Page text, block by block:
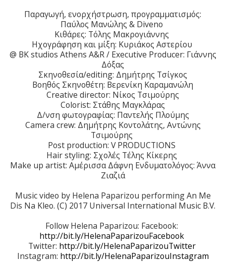
Παραγωγή, ενορχήστρωση, προγραμματισμός:
Παύλος Μανώλης & Diveno
Κιθάρες: Τόλης Mακρογιάννης
Ηχογράφηση και μίξη: Κυριάκος Αστερίου
@ ΒΚ studios Athens A&R / Executive Producer: Γιάννης
Δόξας
Σκηνοθεσία/editing: Δημήτρης Τσίγκος
Βοηθός Σκηνοθέτη: Βερενίκη Καραμανώλη
Creative director: Νίκος Τσιμούρης
Colorist: Στάθης Μαγκλάρας
Δ/νση φωτογραφίας: Παντελής Πλούμης
Camera crew: Δημήτρης Κοντολάτης, Αντώνης
Τσιμούρης
Post production: V PRODUCTIONS
Hair styling: Σχολές Τέλης Κίκερης
Make up artist: Αμέρισσα Δάφνη Ενδυματολόγος: Άννα
Ζιαζιά
Music video by Helena Paparizou performing An Me
Dis Na Kleo. (C) 2017 Universal International Music B.V.
Follow Helena Paparizou: Facebook:
http://bit.ly/HelenaPaparizouFacebook
Twitter: http://bit.ly/HelenaPaparizouTwitter
Instagram: http://bit.ly/HelenaPaparizouInstagram